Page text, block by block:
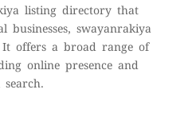
listing directory that
businesses, swayanrakiya
It offers a broad range of
online presence and
search.